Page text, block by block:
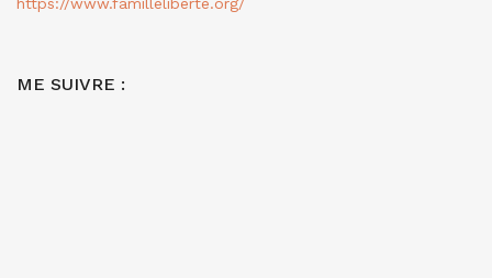
ME SUIVRE :